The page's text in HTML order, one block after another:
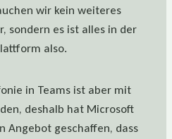
wir kein weiteres
sondern es ist alles in der
also.
in Teams ist aber mit
deshalb hat Microsoft
Angebot geschaffen, dass